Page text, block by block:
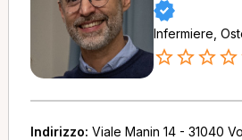
Infermiere,
Indirizzo: Viale Manin 14 - 31040